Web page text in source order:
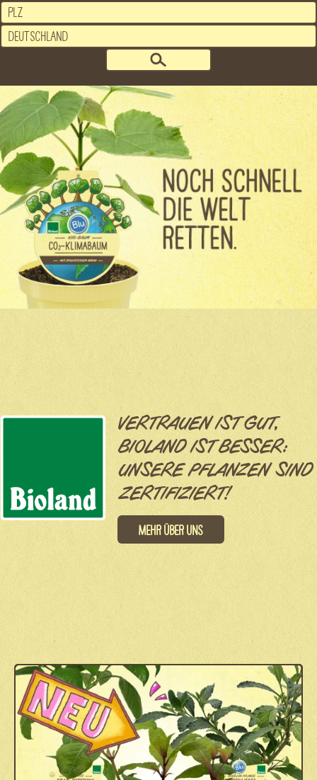
VERTRAUEN IST GUT,
BIOLAND IST BESSER:
UNSERE PFLANZEN SIND
ZERTIFIZIERT!
Mehr über uns